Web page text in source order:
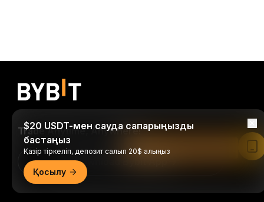
Trade Anytime, Anywhere!
Download Bybit App
$20 USDT-мен сауда сапарыңызды
бастаңыз
Қазір тіркеліп, депозит салып 20$ алыңыз
Қосылу
Bybit қолданбасында оқу